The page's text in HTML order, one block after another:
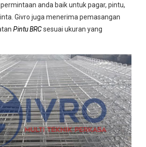
anda baik untuk pagar, pintu,
Givro juga menerima pemasangan
Pintu BRCsesuai ukuran yang